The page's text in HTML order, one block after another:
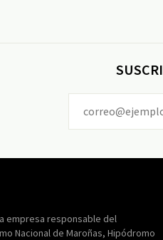
empresa responsable del
Nacional de Maroñas, Hipódromo